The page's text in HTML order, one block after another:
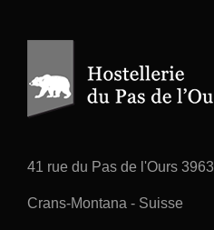
41 rue du Pas de l'Ours 3963
Crans-Montana - Suisse